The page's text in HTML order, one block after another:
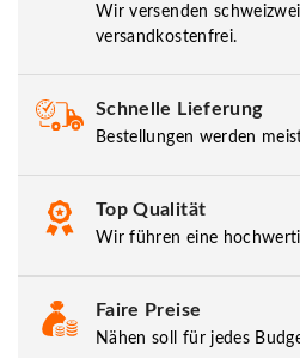
Wir versenden
versandkostenfrei.
Schnelle Lieferung
Bestellungen werden
Top Qualität
Wir führen eine
Faire Preise
Nähen soll für jedes